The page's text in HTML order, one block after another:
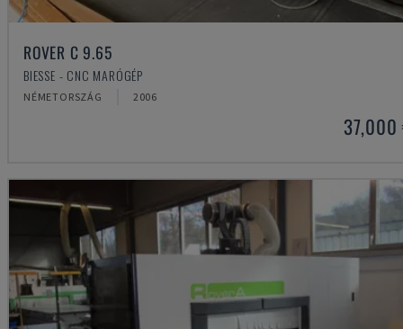
ROVER C 9.65
BIESSE - CNC MARÓGÉP
NÉMETORSZÁG 2006
37,000